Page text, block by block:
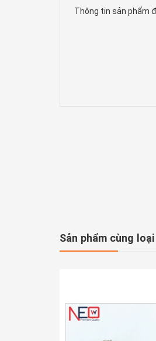
Thông tin sản phẩm
Sản phẩm cùng loại